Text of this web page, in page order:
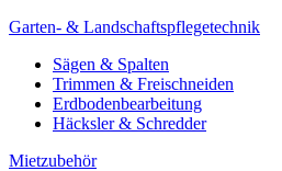
Garten- & Landschaftspflegetechnik
Sägen & Spalten
Trimmen & Freischneiden
Erdbodenbearbeitung
Häcksler & Schredder
Mietzubehör